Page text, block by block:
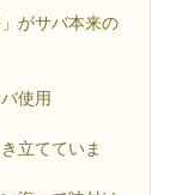
がサバ本来の
使用
立てていま